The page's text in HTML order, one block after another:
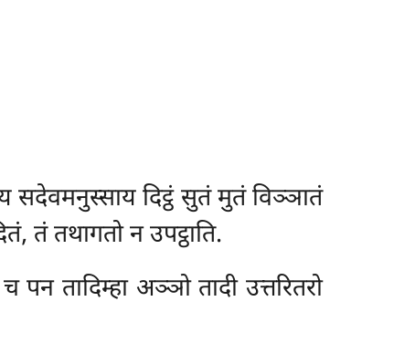
दिट्ठं सुतं मुतं विञ्ञातं
तं तथागतो न उपट्ठाति.
तादिम्हा अञ्ञो तादी उत्तरितरो